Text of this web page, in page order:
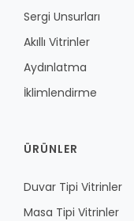
Sergi Unsurları
Akıllı Vitrinler
Aydınlatma
İklimlendirme
ÜRÜNLER
Duvar Tipi Vitrinler
Masa Tipi Vitrinler